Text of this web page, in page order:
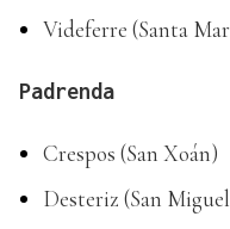
Videferre (Santa
Padrenda
Crespos (San Xoán)
Desteriz (San